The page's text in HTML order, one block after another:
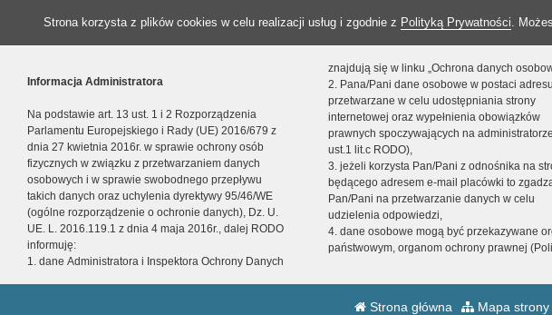
Strona korzysta z plików cookies w celu realizacji usług i zgodnie z Polityką Prywatności.
Informacja Administratora
Na podstawie art. 13 ust. 1 i 2 Rozporządzenia
Parlamentu Europejskiego i Rady (UE) 2016/679 z
dnia 27 kwietnia 2016r. w sprawie ochrony osób
fizycznych w związku z przetwarzaniem danych
osobowych i w sprawie swobodnego przepływu
takich danych oraz uchylenia dyrektywy 95/46/WE
(ogólne rozporządzenie o ochronie danych), Dz. U.
UE. L. 2016.119.1 z dnia 4 maja 2016r., dalej RODO
informuję:
1. dane Administratora i Inspektora Ochrony Danych
znajdują się w linku „Ochrona danych
2. Pana/Pani dane osobowe w postaci
przetwarzane w celu udostępniania strony
internetowej oraz wypełnienia obowiązków
prawnych spoczywających na
ust.1 lit.c RODO),
3. jeżeli korzysta Pan/Pani z odnośnika na
będącego adresem e-mail placówki to
Pan/Pani na przetwarzanie danych w celu
udzielenia odpowiedzi,
4. dane osobowe mogą być przekazywane
państwowym, organom ochrony prawnej
Strona główna Mapa strony